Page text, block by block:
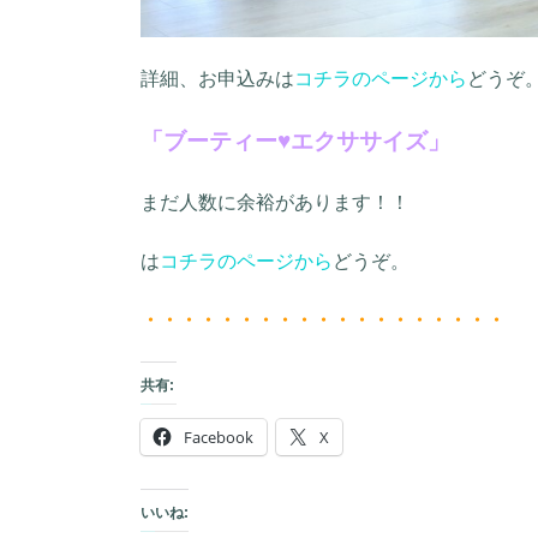
詳細、お申込みはコチラのページから どうぞ
「ブーティー♥エクササイズ」
まだ人数に余裕があります！！
はコチラのページから どうぞ。
・・・・・・・・・・・・・・・・・・・
共有:
Facebook X
いいね: